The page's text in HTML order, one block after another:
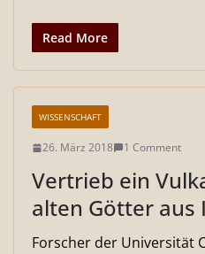
Read More
WISSENSCHAFT
26. März 2018 1 Comment
Vertrieb ein
alten Götter aus
Forscher der Universität